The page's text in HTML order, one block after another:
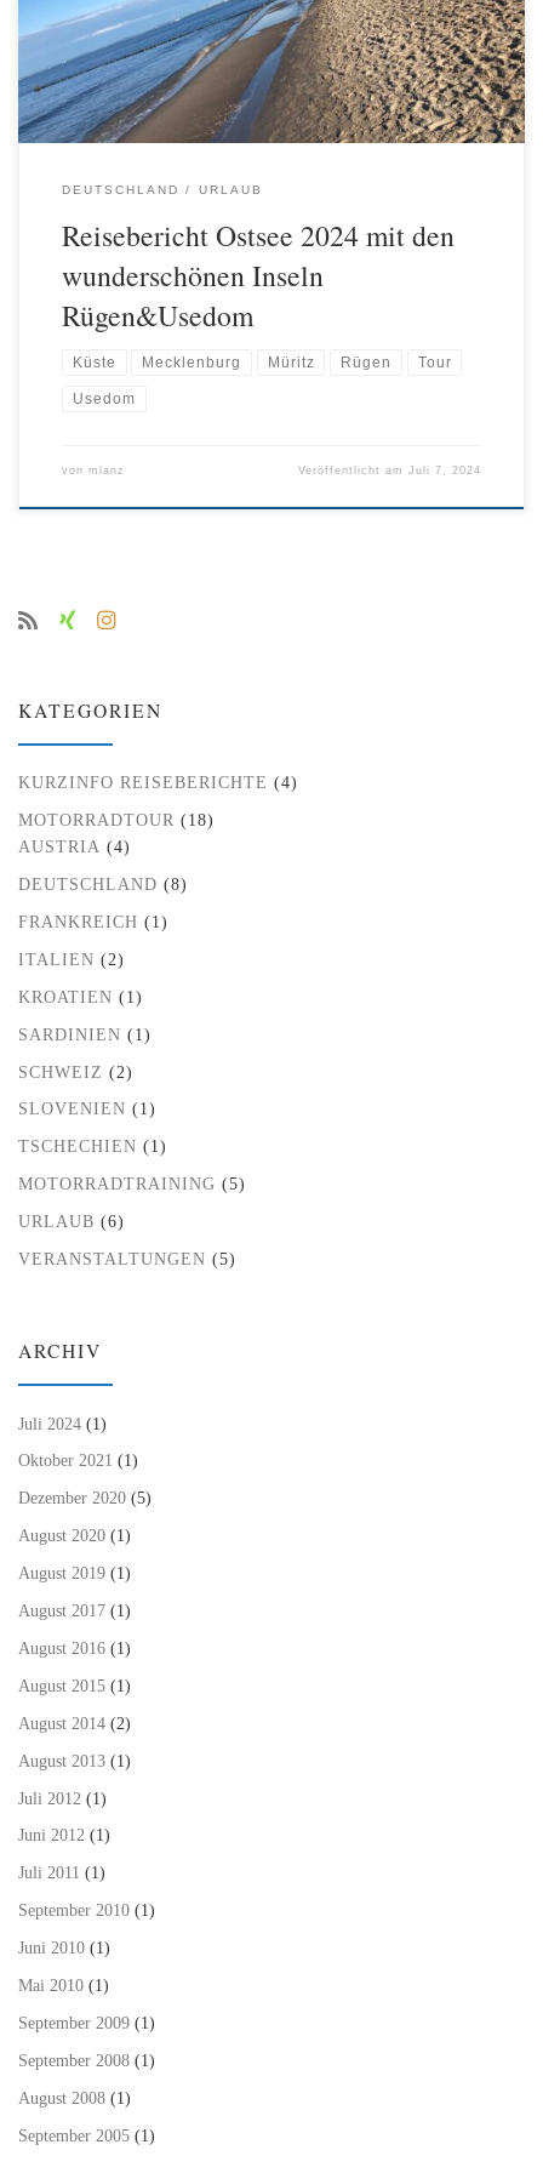
neuen Stauraum. Zu zweit ist es doch anders und erhöht das
Gesamtgewicht. […]
DEUTSCHLAND URLAUB
Reisebericht Ostsee 2024 mit den
wunderschönen Inseln
Rügen&Usedom
Küste Mecklenburg Müritz Rügen Tour
Usedom
von mlanz Veröffentlicht amJuli 7, 2024
KATEGORIEN
KURZINFO REISEBERICHTE (4)
MOTORRADTOUR (18)
AUSTRIA (4)
DEUTSCHLAND (8)
FRANKREICH (1)
ITALIEN (2)
KROATIEN (1)
SARDINIEN (1)
SCHWEIZ (2)
SLOVENIEN (1)
TSCHECHIEN (1)
MOTORRADTRAINING (5)
URLAUB (6)
VERANSTALTUNGEN (5)
ARCHIV
Juli 2024 (1)
Oktober 2021 (1)
Dezember 2020 (5)
August 2020 (1)
August 2019 (1)
August 2017 (1)
August 2016 (1)
August 2015 (1)
August 2014 (2)
August 2013 (1)
Juli 2012 (1)
Juni 2012 (1)
Juli 2011 (1)
September 2010 (1)
Juni 2010 (1)
Mai 2010 (1)
September 2009 (1)
September 2008 (1)
August 2008 (1)
September 2005 (1)